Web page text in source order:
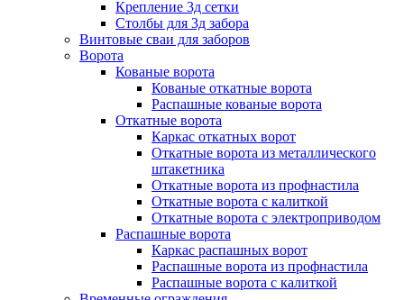
Крепление 3д сетки
Столбы для 3д забора
Винтовые сваи для заборов
Ворота
Кованые ворота
Кованые откатные ворота
Распашные кованые ворота
Откатные ворота
Каркас откатных ворот
Откатные ворота из металлического
штакетника
Откатные ворота из профнастила
Откатные ворота с калиткой
Откатные ворота с электроприводом
Распашные ворота
Каркас распашных ворот
Распашные ворота из профнастила
Распашные ворота с калиткой